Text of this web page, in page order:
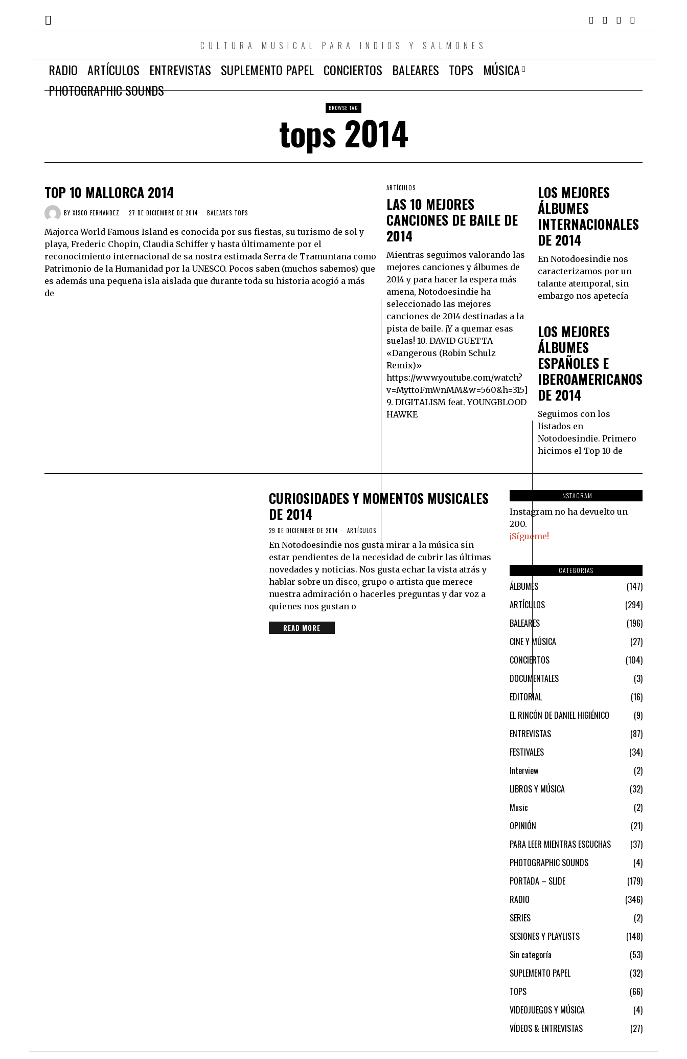
CULTURA MUSICAL PARA INDIOS Y SALMONES
RADIO ARTÍCULOS ENTREVISTAS SUPLEMENTO PAPEL CONCIERTOS BALEARES TOPS
MÚSICA
PHOTOGRAPHIC SOUNDS
BROWSE TAG
tops 2014
TOP 10 MALLORCA 2014
BY XISCO FERNANDEZ 27 DE DICIEMBRE DE 2014 BALEARES·TOPS
Majorca World Famous Island es conocida por sus fiestas, su turismo de sol y
playa, Frederic Chopin, Claudia Schiffer y hasta últimamente por el
reconocimiento internacional de sa nostra estimada Serra de Tramuntana como
Patrimonio de la Humanidad por la UNESCO. Pocos saben (muchos sabemos) que
es además una pequeña isla aislada que durante toda su historia acogió a más
de
ARTÍCULOS
LAS 10 MEJORES
CANCIONES DE BAILE DE
2014
Mientras seguimos valorando las
mejores canciones y álbumes de
2014 y para hacer la espera más
amena, Notodoesindie ha
seleccionado las mejores
canciones de 2014 destinadas a la
pista de baile. ¡Y a quemar esas
suelas! 10. DAVID GUETTA
«Dangerous (Robin Schulz
Remix)»
https://www.youtube.com/watch?
v=MyttoFmWnMM&w=560&h=315]
9. DIGITALISM feat. YOUNGBLOOD
HAWKE
LOS MEJORES
ÁLBUMES
INTERNACIONALES
DE 2014
En Notodoesindie nos
caracterizamos por un
talante atemporal, sin
embargo nos apetecía
LOS MEJORES
ÁLBUMES
ESPAÑOLES E
IBEROAMERICANOS
DE 2014
Seguimos con los
listados en
Notodoesindie. Primero
hicimos el Top 10 de
CURIOSIDADES Y MOMENTOS MUSICALES
DE 2014
29 DE DICIEMBRE DE 2014 ARTÍCULOS
En Notodoesindie nos gusta mirar a la música sin
estar pendientes de la necesidad de cubrir las últimas
novedades y noticias. Nos gusta echar la vista atrás y
hablar sobre un disco, grupo o artista que merece
nuestra admiración o hacerles preguntas y dar voz a
quienes nos gustan o
READ MORE
INSTAGRAM
Instagram no ha devuelto un
200.
¡Sígueme!
CATEGORIAS
ÁLBUMES
147
ARTÍCULOS
294
BALEARES
196
CINE Y MÚSICA
27
CONCIERTOS
104
DOCUMENTALES
3
EDITORIAL
16
EL RINCÓN DE DANIEL HIGIÉNICO
9
ENTREVISTAS
87
FESTIVALES
34
Interview
2
LIBROS Y MÚSICA
32
Music
2
OPINIÓN
21
PARA LEER MIENTRAS ESCUCHAS
37
PHOTOGRAPHIC SOUNDS
4
PORTADA – SLIDE
179
RADIO
346
SERIES
2
SESIONES Y PLAYLISTS
148
Sin categoría
53
SUPLEMENTO PAPEL
32
TOPS
66
VIDEOJUEGOS Y MÚSICA
4
VÍDEOS & ENTREVISTAS
27